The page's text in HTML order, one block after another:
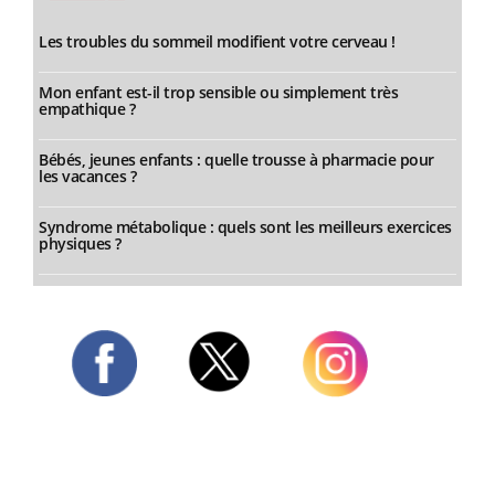
Les troubles du sommeil modifient votre cerveau !
Mon enfant est-il trop sensible ou simplement très
empathique ?
Bébés, jeunes enfants : quelle trousse à pharmacie pour
les vacances ?
Syndrome métabolique : quels sont les meilleurs exercices
physiques ?